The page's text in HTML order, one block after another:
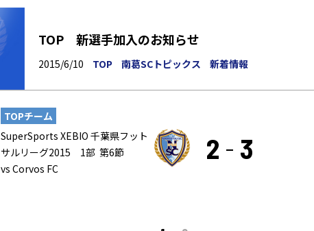
TOP 新選手加入のお知らせ
2015/6/10 TOP 南葛SCトピックス 新着情報
TOPチーム
SuperSports XEBIO 千葉県フット
サルリーグ2015 1部 第6節
vs Corvos FC
2 3